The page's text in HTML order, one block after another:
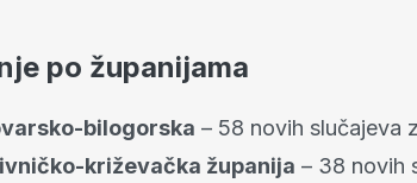
po županijama
bilogorska – 58 novih slučajeva
križevačka županija – 38 novih